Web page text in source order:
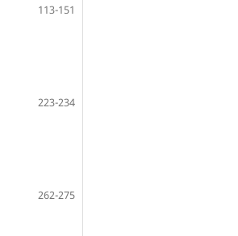
113-151
223-234
262-275